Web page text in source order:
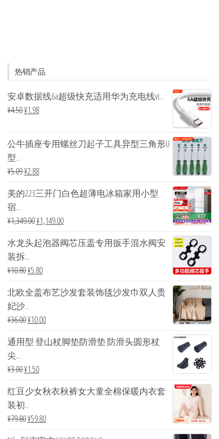
热销产品
安卓数据线6a超级快充适用华为充电线vi...
¥4.50¥1.98
公牛插座专用螺丝刀起子工具异型三角形U
型...
¥5.09¥2.88
美的223三开门白色超薄电冰箱家用小型
宿...
¥1,349.00¥1,149.00
水龙头起泡器阀芯压盖专用扳手混水阀安
装拆...
¥10.80¥5.80
北欧全盖布艺沙发套装饰毯沙发巾双人贵
妃沙...
¥36.00¥10.00
通用型 登山杖脚垫防滑垫 防滑头圆形杖
尖...
¥3.00¥1.50
红豆少女秋衣秋裤女大童全棉保暖内衣套
装初...
¥79.80¥59.80